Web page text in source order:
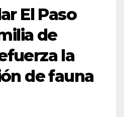
El Paso
de
la
de fauna